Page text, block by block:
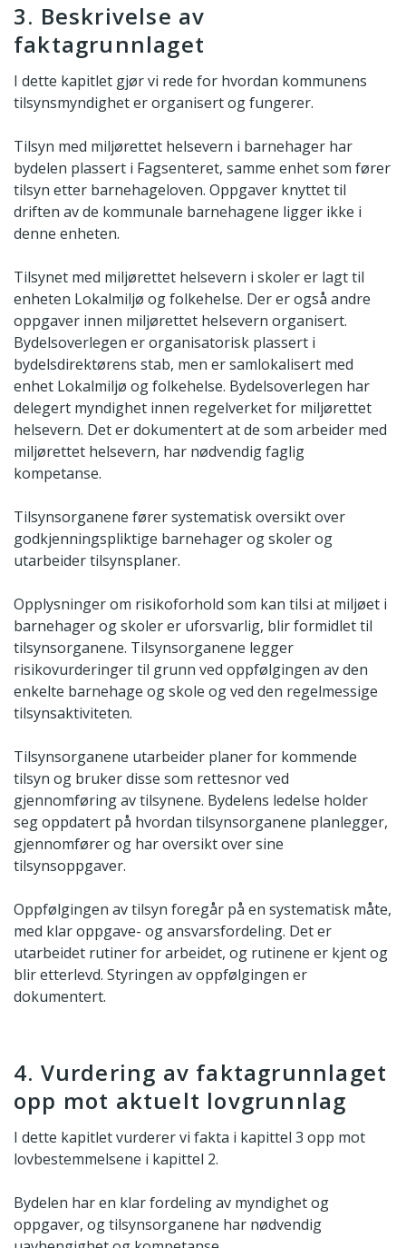
3. Beskrivelse av
faktagrunnlaget
I dette kapitlet gjør vi rede for hvordan kommunens
tilsynsmyndighet er organisert og fungerer.
Tilsyn med miljørettet helsevern i barnehager har
bydelen plassert i Fagsenteret, samme enhet som fører
tilsyn etter barnehageloven. Oppgaver knyttet til
driften av de kommunale barnehagene ligger ikke i
denne enheten.
Tilsynet med miljørettet helsevern i skoler er lagt til
enheten Lokalmiljø og folkehelse. Der er også andre
oppgaver innen miljørettet helsevern organisert.
Bydelsoverlegen er organisatorisk plassert i
bydelsdirektørens stab, men er samlokalisert med
enhet Lokalmiljø og folkehelse. Bydelsoverlegen har
delegert myndighet innen regelverket for miljørettet
helsevern. Det er dokumentert at de som arbeider med
miljørettet helsevern, har nødvendig faglig
kompetanse.
Tilsynsorganene fører systematisk oversikt over
godkjenningspliktige barnehager og skoler og
utarbeider tilsynsplaner.
Opplysninger om risikoforhold som kan tilsi at miljøet i
barnehager og skoler er uforsvarlig, blir formidlet til
tilsynsorganene. Tilsynsorganene legger
risikovurderinger til grunn ved oppfølgingen av den
enkelte barnehage og skole og ved den regelmessige
tilsynsaktiviteten.
Tilsynsorganene utarbeider planer for kommende
tilsyn og bruker disse som rettesnor ved
gjennomføring av tilsynene. Bydelens ledelse holder
seg oppdatert på hvordan tilsynsorganene planlegger,
gjennomfører og har oversikt over sine
tilsynsoppgaver.
Oppfølgingen av tilsyn foregår på en systematisk måte,
med klar oppgave- og ansvarsfordeling. Det er
utarbeidet rutiner for arbeidet, og rutinene er kjent og
blir etterlevd. Styringen av oppfølgingen er
dokumentert.
4. Vurdering av faktagrunnlaget
opp mot aktuelt lovgrunnlag
I dette kapitlet vurderer vi fakta i kapittel 3 opp mot
lovbestemmelsene i kapittel 2.
Bydelen har en klar fordeling av myndighet og
oppgaver, og tilsynsorganene har nødvendig